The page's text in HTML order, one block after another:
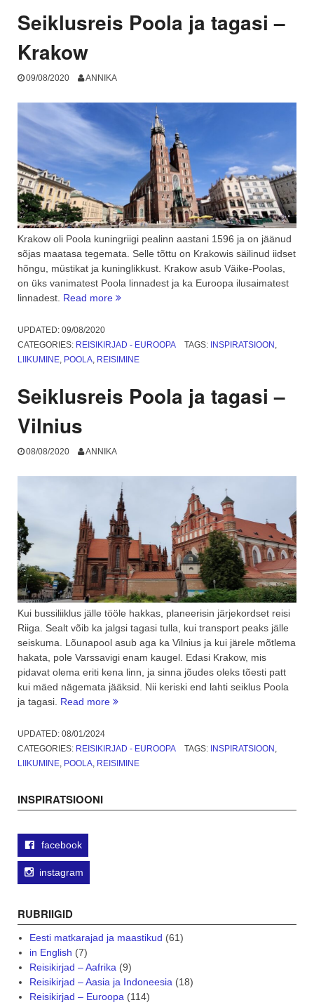
Kõrg-
Seiklusreis Poola ja tagasi –
Krakow
09/08/2020 ANNIKA
Krakow oli Poola kuningriigi pealinn aastani 1596 ja on jäänud
sõjas maatasa tegemata. Selle tõttu on Krakowis säilinud iidset
hõngu, müstikat ja kuninglikkust. Krakow asub Väike-Poolas,
on üks vanimatest Poola linnadest ja ka Euroopa ilusaimatest
linnadest. Read more “Seiklusreis
tagasi
–
UPDATED: 09/08/2020
CATEGORIES: REISIKIRJAD - EUROOPA TAGS: INSPIRATSIOON ,
LIIKUMINE, POOLA, REISIMINE
Seiklusreis Poola ja tagasi –
Vilnius
08/08/2020 ANNIKA
Kui bussiliiklus jälle tööle hakkas, planeerisin järjekordset reisi
Riiga. Sealt võib ka jalgsi tagasi tulla, kui transport peaks jälle
seiskuma. Lõunapool asub aga ka Vilnius ja kui järele mõtlema
hakata, pole Varssavigi enam kaugel. Edasi Krakow, mis
pidavat olema eriti kena linn, ja sinna jõudes oleks tõesti patt
kui mäed nägemata jääksid. Nii keriski end lahti seiklus Poola
ja tagasi. Read more “Seiklusreis
tagasi
–
UPDATED: 08/01/2024
CATEGORIES: REISIKIRJAD - EUROOPA TAGS: INSPIRATSIOON
LIIKUMINE POOLA REISIMINE
INSPIRATSIOONI
facebook
instagram
RUBRIIGID
Eesti matkarajad ja maastikud (61)
in English (7)
Reisikirjad – Aafrika(9)
Reisikirjad – Aasia ja Indoneesia(18)
Reisikirjad – Euroopa(114)